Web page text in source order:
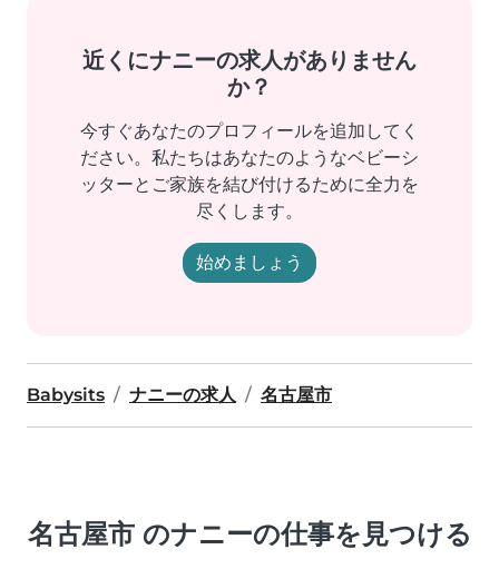
近くにナニーの求人がありません
か？
今すぐあなたのプロフィールを追加してく
ださい。私たちはあなたのようなベビーシ
ッターとご家族を結び付けるために全力を
尽くします。
始めましょう
Babysits ナニーの求人 名古屋市
名古屋市 のナニーの仕事を見つける